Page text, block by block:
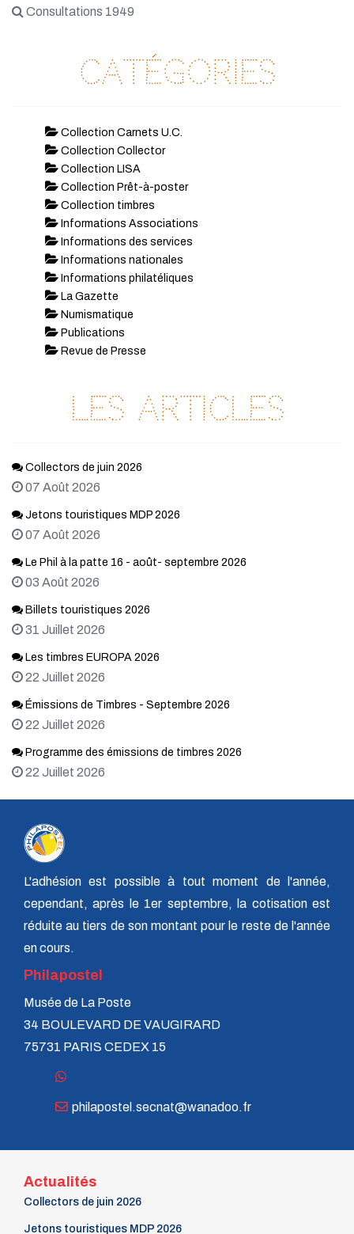
Consultations 1949
Catégories
Collection Carnets U.C.
Collection Collector
Collection LISA
Collection Prêt-à-poster
Collection timbres
Informations Associations
Informations des services
Informations nationales
Informations philatéliques
La Gazette
Numismatique
Publications
Revue de Presse
Les articles
Collectors de juin 2026
07 Août 2026
Jetons touristiques MDP 2026
07 Août 2026
Le Phil à la patte 16 - août- septembre 2026
03 Août 2026
Billets touristiques 2026
31 Juillet 2026
Les timbres EUROPA 2026
22 Juillet 2026
Émissions de Timbres - Septembre 2026
22 Juillet 2026
Programme des émissions de timbres 2026
22 Juillet 2026
L'adhésion est possible à tout moment de l'année,
cependant, après le 1er septembre, la cotisation est
réduite au tiers de son montant pour le reste de l'année
en cours.
Philapostel
Musée de La Poste
34 BOULEVARD DE VAUGIRARD
75731 PARIS CEDEX 15
philapostel.secnat@wanadoo.fr
Actualités
Collectors de juin 2026
Jetons touristiques MDP 2026